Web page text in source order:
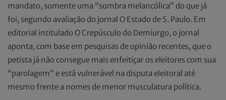
mandato, somente uma “sombra melancólica” do que já
foi, segundo avaliação do jornal O Estado de S. Paulo. Em
editorial intitulado O Crepúsculo do Demiurgo, o jornal
aponta, com base em pesquisas de opinião recentes, que o
petista já não consegue mais enfeitiçar os eleitores com sua
“parolagem” e está vulnerável na disputa eleitoral até
mesmo frente a nomes de menor musculatura política.